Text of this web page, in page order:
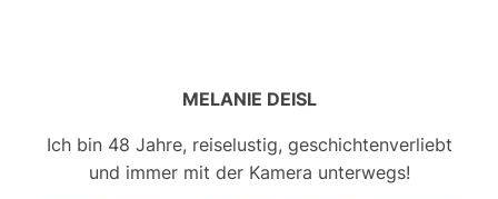
MELANIE DEISL
Ich bin 48 Jahre, reiselustig, geschichtenverliebt
und immer mit der Kamera unterwegs!